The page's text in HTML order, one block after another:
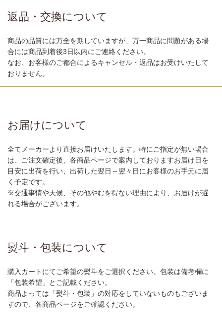
返品・交換について
商品の品質には万全を期していますが、万一商品に問題がある場
合には商品到着後3日以内にご連絡ください。
なお、お客様のご都合によるキャンセル・返品はお受けいたして
おりません。
お届けについて
全てメーカーより直接お届けいたします。特にご指定が無い場合
は、ご注文確定後、各商品ページで案内しておりますお届け日を
目安に出荷を行い、出荷した翌日～翌々日にお客様のお手元に届
く予定です。
※交通事情や天候、その他やむを得ない理由により、お届けが遅
れる場合がございます。
熨斗・包装について
購入カートにてご希望の熨斗をご選択ください。包装は備考欄に
「包装希望」とご記載ください。
商品よっては「熨斗・包装」の対応をしていないものもございま
すので、各商品ページをご確認ください。